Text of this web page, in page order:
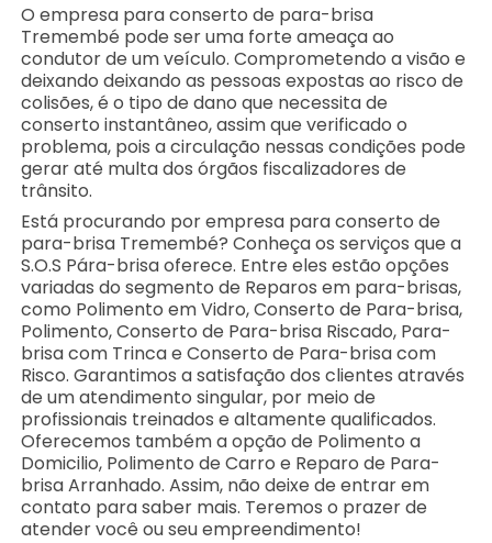
O empresa para conserto de para-brisa
Tremembé pode ser uma forte ameaça ao
condutor de um veículo. Comprometendo a visão e
deixando deixando as pessoas expostas ao risco de
colisões, é o tipo de dano que necessita de
conserto instantâneo, assim que verificado o
problema, pois a circulação nessas condições pode
gerar até multa dos órgãos fiscalizadores de
trânsito.
Está procurando por empresa para conserto de
para-brisa Tremembé? Conheça os serviços que a
S.O.S Pára-brisa oferece. Entre eles estão opções
variadas do segmento de Reparos em para-brisas,
como Polimento em Vidro, Conserto de Para-brisa,
Polimento, Conserto de Para-brisa Riscado, Para-
brisa com Trinca e Conserto de Para-brisa com
Risco. Garantimos a satisfação dos clientes através
de um atendimento singular, por meio de
profissionais treinados e altamente qualificados.
Oferecemos também a opção de Polimento a
Domicilio, Polimento de Carro e Reparo de Para-
brisa Arranhado. Assim, não deixe de entrar em
contato para saber mais. Teremos o prazer de
atender você ou seu empreendimento!